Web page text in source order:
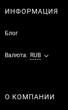
ИНФОРМАЦИЯ
Блог
Валюта: RUB
О КОМПАНИИ